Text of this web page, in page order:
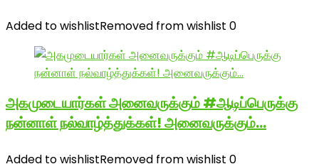
Added to wishlistRemoved from wishlist 0
அகமுடையார்கள் அனைவருக்கும் #ஆடிப்பெருக்கு
நன்னாள் நல்வாழ்த்துக்கள்! அனைவருக்கும்…
Added to wishlistRemoved from wishlist 0